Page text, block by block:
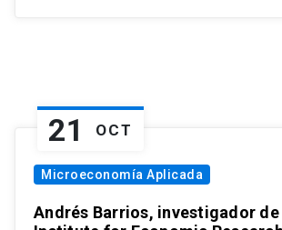
21 OCT
Microeconomía Aplicada
Andrés Barrios, investigador de